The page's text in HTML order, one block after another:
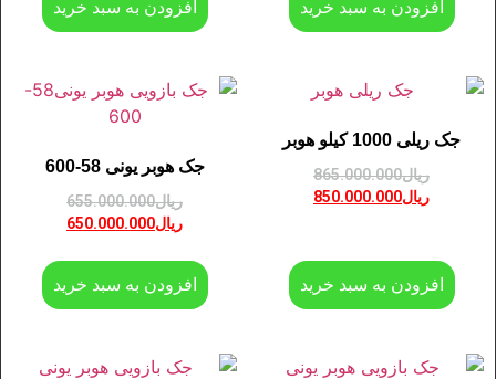
افزودن به سبد خرید افزودن به سبد خرید
جک ریلی 1000 کیلو هوبر
ریال865.000.000
ریال850.000.000
افزودن به سبد خرید
جک هوبر یونی 58-600
ریال655.000.000
ریال650.000.000
افزودن به سبد خرید